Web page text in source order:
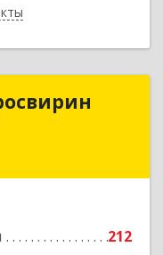
212
Просвирин